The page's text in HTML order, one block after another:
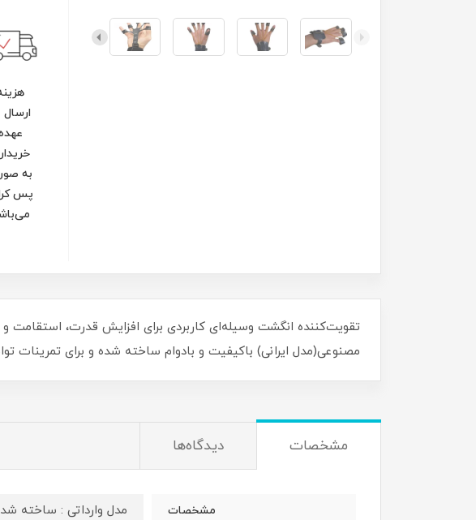
ارسال
به
پس
تقویت‌کننده انگشت وسیله‌ای کاربردی برای افزایش قدرت،
مصنوعی(مدل ایرانی) باکیفیت و بادوام ساخته شده و برای
مشخصات دیدگاه‌ها
مشخصات مدل وارداتی : ساخته شده از